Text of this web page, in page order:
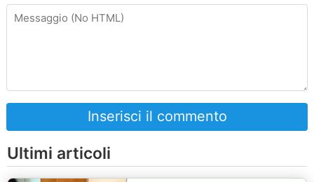
Inserisci il commento
Ultimi articoli